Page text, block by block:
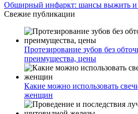
Обширный инфаркт: шансы выжить и
Свежие публикации
Протезирование зубов без
преимущества, цены
Какие можно использовать
женщин